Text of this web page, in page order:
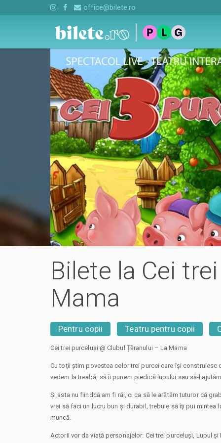
office@bilete.ro
Bilete la Cei
Mama
Pentru copii Teatru pentru copii
Cei trei purceluși @ Clubul Țăranului – La Mama
Cu toţii ştim povestea celor trei purcei care îşi construiesc
vedem la treabă, să îi punem piedică lupului sau să-l
Şi asta nu fiindcă am fi răi, ci ca să le arătăm tuturor că
vrei să faci un lucru bun şi durabil, trebuie să îţi pui mintea
muncă.
Actorii vor da viață personajelor: Cei trei purceluși, Lupul și